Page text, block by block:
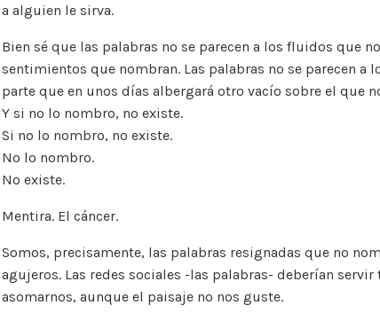
a alguien le sirva.
Bien sé que las palabras no se parecen a los fluidos que
sentimientos que nombran. Las palabras no se parecen a
parte que en unos días albergará otro vacío sobre el que
Y si no lo nombro, no existe.
Si no lo nombro, no existe.
No lo nombro.
No existe.
Mentira. El cáncer.
Somos, precisamente, las palabras resignadas que no
agujeros. Las redes sociales -las palabras- deberían
asomarnos, aunque el paisaje no nos guste.